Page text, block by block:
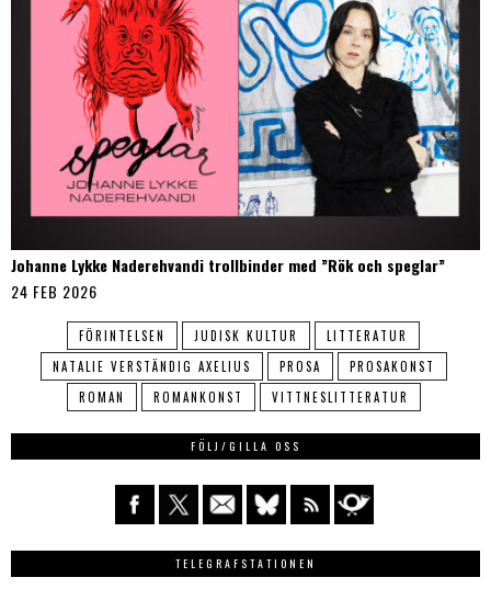
Johanne Lykke Naderehvandi trollbinder med ”Rök och speglar”
24 FEB 2026
FÖRINTELSEN JUDISK KULTUR
LITTERATUR
NATALIE VERSTÄNDIG AXELIUS
PROSA
PROSAKONST
ROMAN
ROMANKONST VITTNESLITTERATUR
FÖLJ/GILLA OSS
TELEGRAFSTATIONEN